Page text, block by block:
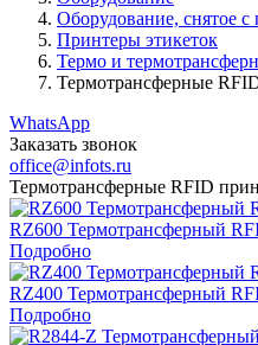
Оборудование, снятое с
Принтеры этикеток
Термо и
Термотрансферные
WhatsApp
Заказать звонок
office@infots.ru
Термотрансферные RFID
RZ600 Термотрансферный
Подробно
RZ400 Термотрансферный
Подробно